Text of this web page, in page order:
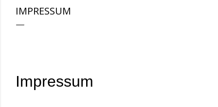
IMPRESSUM
Impressum